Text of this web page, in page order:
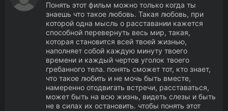
Понять этот фильм можно только когда ты
знаешь что такое любовь. Такая любовь, при
которой одна мысль о расставании кажется
способной перевернуть весь мир, такая,
которая становится всей твоей жизнью,
наполняет собой каждую минуту твоего
времени и каждый чертов уголок твоего
гребанного тела. понять сможет тот, кто знает,
что такое любить и не мочь быть вместе,
намеренно отодвигать встречи, расставаться,
может быть на всю жизнь, видеть слезы и быть
не в силах их остановить. чтобы понять этот